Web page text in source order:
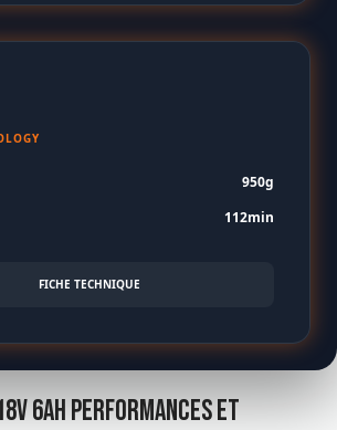
950g
112min
FICHE TECHNIQUE
6ah performances et